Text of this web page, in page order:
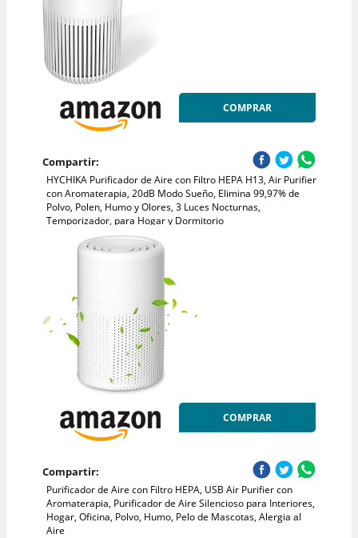
COMPRAR
Compartir:
HYCHIKA Purificador de Aire con Filtro HEPA H13, Air Purifier
con Aromaterapia, 20dB Modo Sueño, Elimina 99,97% de
Polvo, Polen, Humo y Olores, 3 Luces Nocturnas,
Temporizador, para Hogar y Dormitorio
COMPRAR
Compartir:
Purificador de Aire con Filtro HEPA, USB Air Purifier con
Aromaterapia, Purificador de Aire Silencioso para Interiores,
Hogar, Oficina, Polvo, Humo, Pelo de Mascotas, Alergia al
Aire